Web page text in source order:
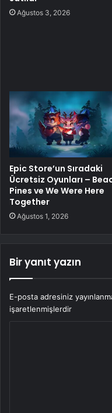
Ağustos 3, 2026
Epic Store’un Sıradaki
Ücretsiz Oyunları –
Pines ve We Were Here
Together
Ağustos 1, 2026
Bir yanıt yazın
E-posta adresiniz
işaretlenmişlerdir